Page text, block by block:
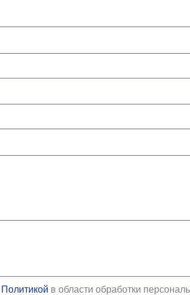
Политикой в области обработки